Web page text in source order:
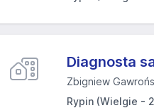
Diagnosta
Zbigniew
Rypin (Wielgie -